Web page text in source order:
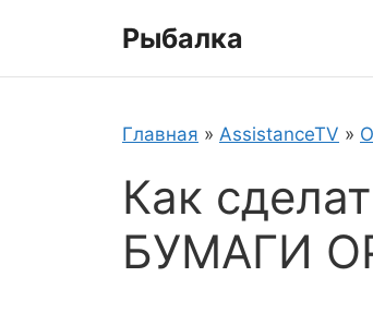
Рыбалка
Главная » AssistanceTV »
Как
БУМАГИ